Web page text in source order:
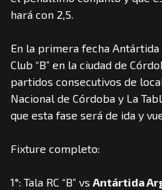
hará con 2,5.
En la primera fecha
Club “B” en la ciudad de
partidos consecutivos de
Nacional de Córdoba y La
que esta fase será de ida y
Fixture completo:
1°: Tala RC “B” vs Antártida